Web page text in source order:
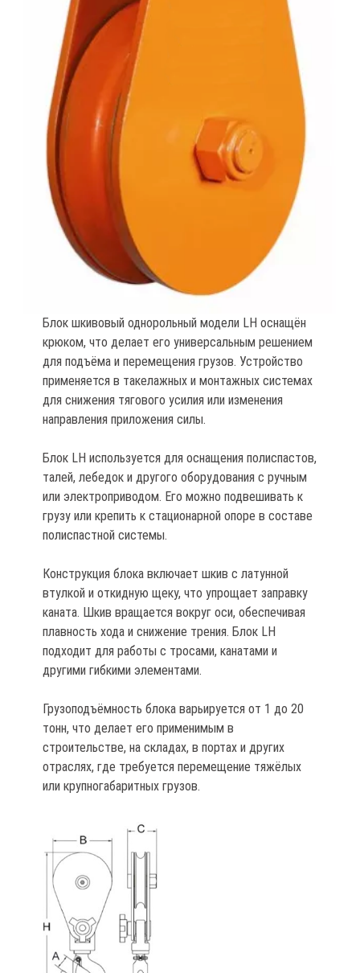
Блок шкивовый однорольный модели LH оснащён
крюком, что делает его универсальным решением
для подъёма и перемещения грузов. Устройство
применяется в такелажных и монтажных системах
для снижения тягового усилия или изменения
направления приложения силы.
Блок LH используется для оснащения полиспастов,
талей, лебедок и другого оборудования с ручным
или электроприводом. Его можно подвешивать к
грузу или крепить к стационарной опоре в составе
полиспастной системы.
Конструкция блока включает шкив с латунной
втулкой и откидную щеку, что упрощает заправку
каната. Шкив вращается вокруг оси, обеспечивая
плавность хода и снижение трения. Блок LH
подходит для работы с тросами, канатами и
другими гибкими элементами.
Грузоподъёмность блока варьируется от 1 до 20
тонн, что делает его применимым в
строительстве, на складах, в портах и других
отраслях, где требуется перемещение тяжёлых
или крупногабаритных грузов.